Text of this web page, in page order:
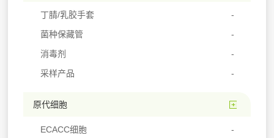
丁腈/乳胶手套
菌种保藏管
消毒剂
采样产品
原代细胞
ECACC细胞